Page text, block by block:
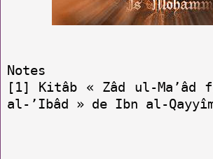
Notes
[1] Kitâb « Zâd ul-Ma’âd
al-’Ibâd » de Ibn al-